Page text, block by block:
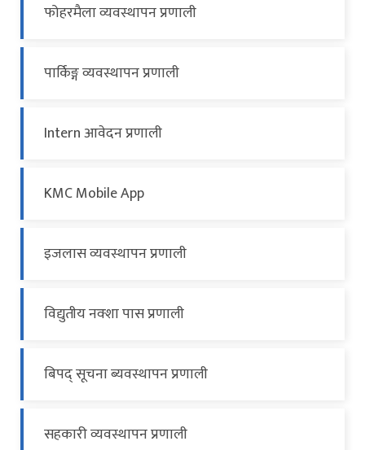
फोहरमैला व्यवस्थापन प्रणाली
पार्किङ्ग व्यवस्थापन प्रणाली
Intern आवेदन प्रणाली
KMC Mobile App
इजलास व्यवस्थापन प्रणाली
विद्युतीय नक्शा पास प्रणाली
बिपद् सूचना ब्यवस्थापन प्रणाली
सहकारी व्यवस्थापन प्रणाली